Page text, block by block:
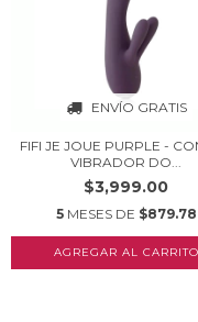
ENVÍO GRATIS
FIFI JE JOUE PURPLE -
VIBRADOR DO...
$3,999.00
5 MESES DE $879.78